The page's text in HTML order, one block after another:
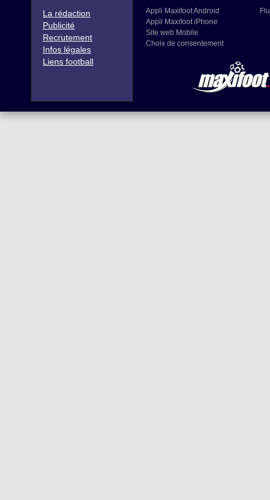
La rédaction
Publicité
Recrutement
Infos légales
Liens football
Appli Maxifoot Android
Appli Maxifoot iPhone
Site web Mobile
Choix de consentement